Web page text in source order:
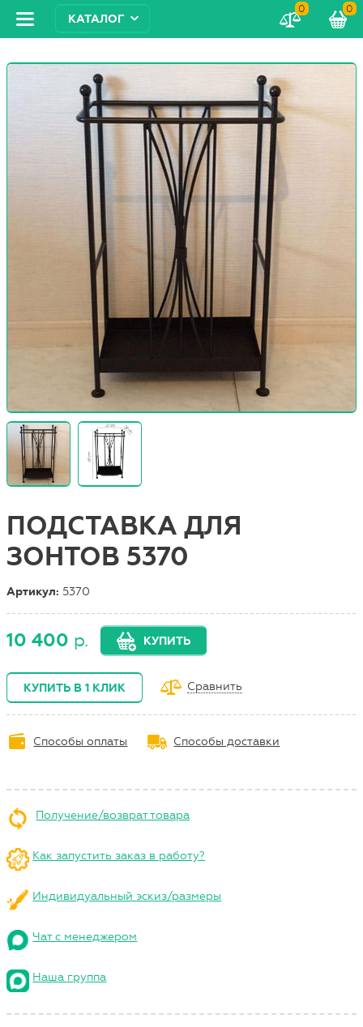
КАТАЛОГ
0 0
ПОДСТАВКА ДЛЯ
ЗОНТОВ 5370
Артикул: 5370
10 400 р. КУПИТЬ
КУПИТЬ В 1 КЛИК Сравнить
Способы оплаты Способы доставки
Получение/возврат товара
Как запустить заказ в работу?
Индивидуальный эскиз/размеры
Чат с менеджером
Наша группа